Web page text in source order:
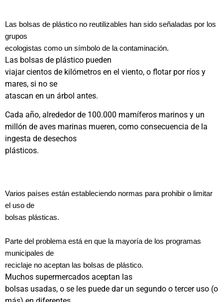
Las bolsas de plástico no reutilizables han sido señaladas por los
grupos
ecologistas como un símbolo de la contaminación.
Las bolsas de plástico pueden
viajar cientos de kilómetros en el viento, o flotar por ríos y
mares, si no se
atascan en un árbol antes.
Cada año, alrededor de 100.000 mamíferos marinos y un
millón de aves marinas mueren, como consecuencia de la
ingesta de desechos
plásticos.
Varios países están estableciendo normas para prohibir o limitar
el uso de
bolsas plásticas.
Parte del problema está en que la mayoría de los programas
municipales de
reciclaje no aceptan las bolsas de plástico.
Muchos supermercados aceptan las
bolsas usadas, o se les puede dar un segundo o tercer uso (o